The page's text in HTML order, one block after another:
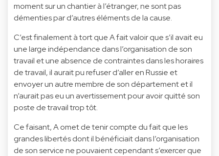
moment sur un chantier à l’étranger, ne sont pas
démenties par d’autres éléments de la cause.
C’est finalement à tort que A fait valoir que s’il avait eu
une large indépendance dans l’organisation de son
travail et une absence de contraintes dans les horaires
de travail, il aurait pu refuser d’aller en Russie et
envoyer un autre membre de son département et il
n’aurait pas eu un avertissement pour avoir quitté son
poste de travail trop tôt.
Ce faisant, A omet de tenir compte du fait que les
grandes libertés dont il bénéficiait dans l’organisation
de son service ne pouvaient cependant s’exercer que